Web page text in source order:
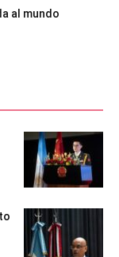
al mundo